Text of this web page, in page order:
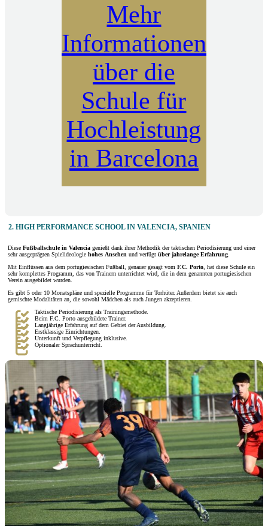
Mehr
Informationen
über die
Schule für
Hochleistung
in Barcelona
2. HIGH PERFORMANCE SCHOOL IN VALENCIA, SPANIEN
Diese Fußballschule in Valencia genießt dank ihrer Methodik der taktischen Periodisierung und einer
sehr ausgeprägten Spielideologie hohes Ansehen und verfügt über jahrelange Erfahrung
Mit Einflüssen aus dem portugiesischen Fußball, genauer gesagt vom F.C. Porto , hat diese Schule ein
sehr komplettes Programm, das von Trainern unterrichtet wird, die in dem genannten portugiesischen
Verein ausgebildet wurden.
Es gibt 5 oder 10 Monatspläne und spezielle Programme für Torhüter. Außerdem bietet sie auch
gemischte Modalitäten an, die sowohl Mädchen als auch Jungen akzeptieren.
Taktische Periodisierung als Trainingsmethode.
Beim F.C. Porto ausgebildete Trainer.
Langjährige Erfahrung auf dem Gebiet der Ausbildung.
Erstklassige Einrichtungen.
Unterkunft und Verpflegung inklusive.
Optionaler Sprachunterricht.